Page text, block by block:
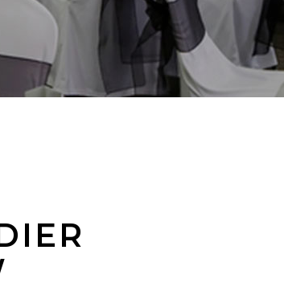
Pas de produits dans le devis